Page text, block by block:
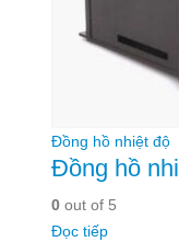
Đồng hồ nhiệt độ
Đồng hồ
0 out of 5
Đọc tiếp